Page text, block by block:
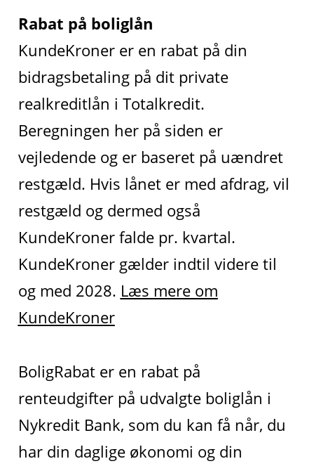
Rabat på boliglån
KundeKroner er en rabat på din
bidragsbetaling på dit private
realkreditlån i Totalkredit.
Beregningen her på siden er
vejledende og er baseret på uændret
restgæld. Hvis lånet er med afdrag, vil
restgæld og dermed også
KundeKroner falde pr. kvartal.
KundeKroner gælder indtil videre til
og med 2028. Læs mere om
KundeKroner
BoligRabat er en rabat på
renteudgifter på udvalgte boliglån i
Nykredit Bank, som du kan få når, du
har din daglige økonomi og din